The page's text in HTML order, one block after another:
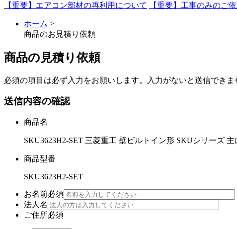
【重要】エアコン部材の再利用について 【重要】工事のみのご
ホーム >
商品のお見積り依頼
商品の見積り依頼
必須の項目は必ず入力をお願いします。入力がないと送信できま
送信内容の確認
商品名
SKU3623H2-SET 三菱重工 壁ビルトイン形 SKUシリーズ 主
商品型番
SKU3623H2-SET
お名前必須
法人名
ご住所必須